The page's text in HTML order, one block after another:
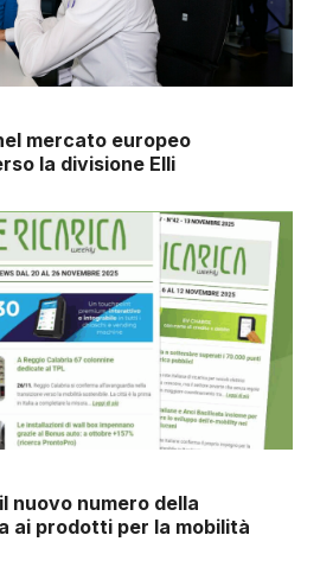
mercato europeo
la divisione Elli
nuovo numero della
ai prodotti per la mobilità